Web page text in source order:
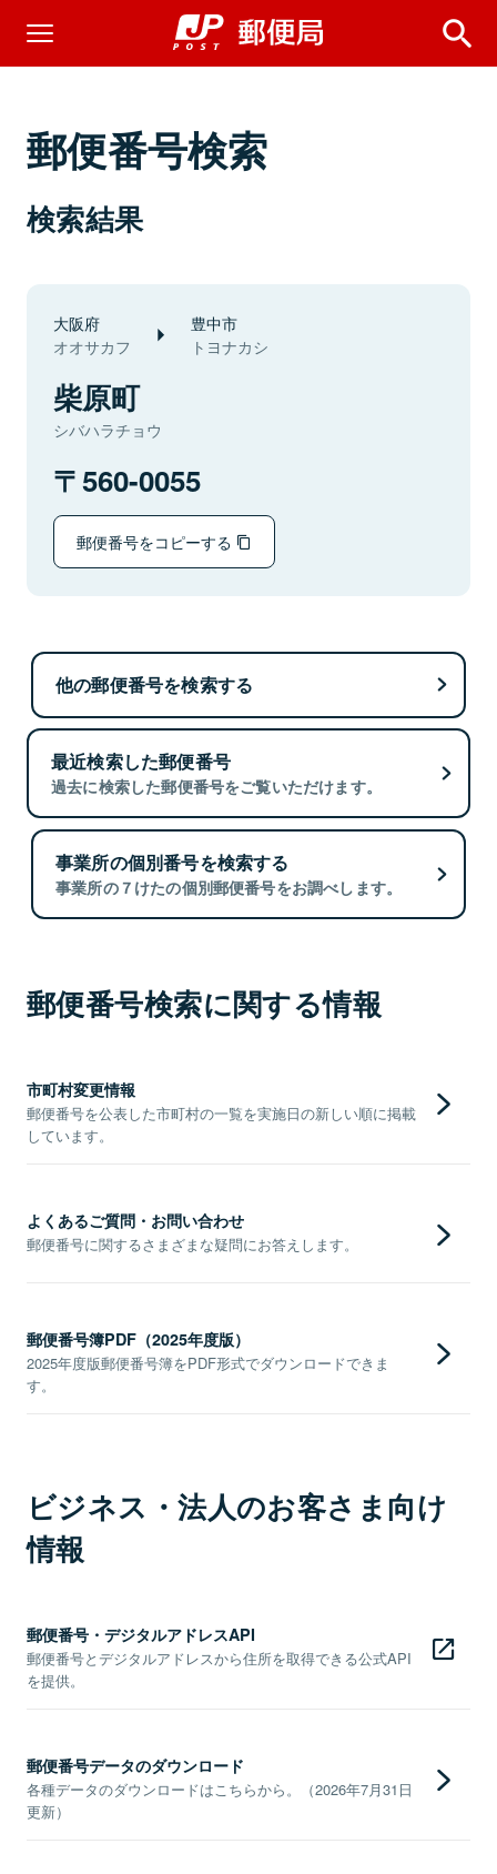
郵便番号検索
検索結果
大阪府
オオサカフ
豊中市
トヨナカシ
柴原町
シバハラチョウ
560-0055
郵便番号をコピーする
他の郵便番号を検索する
最近検索した郵便番号
過去に検索した郵便番号をご覧いただけます。
事業所の個別番号を検索する
事業所の７けたの個別郵便番号をお調べします。
郵便番号検索に関する情報
市町村変更情報
郵便番号を公表した市町村の一覧を実施日の新しい順に掲載
しています。
よくあるご質問・お問い合わせ
郵便番号に関するさまざまな疑問にお答えします。
郵便番号簿PDF（2025年度版）
2025年度版郵便番号簿をPDF形式でダウンロードできま
す。
ビジネス・法人のお客さま向け
情報
郵便番号・デジタルアドレスAPI
郵便番号とデジタルアドレスから住所を取得できる公式API
を提供。
郵便番号データのダウンロード
各種データのダウンロードはこちらから。（2026年7月31日
更新）